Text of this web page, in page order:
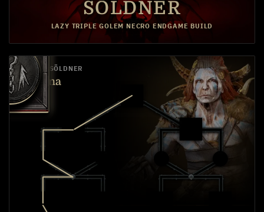
SÖLDNER
LAZY TRIPLE GOLEM NECRO ENDGAME BUILD
PRIMÄR-SÖLDNER
Varyana